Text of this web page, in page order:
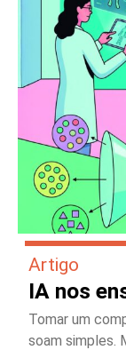
Artigo
IA nos
Tomar um
soam simples.